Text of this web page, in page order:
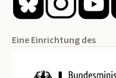
Eine Einrichtung des